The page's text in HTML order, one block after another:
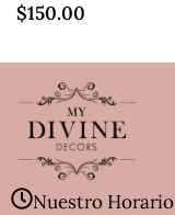
$150.00
Nuestro Horario